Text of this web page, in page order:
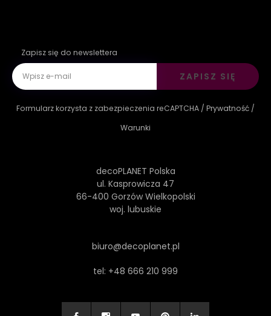
Zapisz się do newslettera
ZAPISZ SIĘ
Formularz korzysta z zabezpieczenia reCAPTCHA / Prywatność /
Warunki
decoPLANET Polska
ul. Kasprowicza 47
66-400 Gorzów Wielkopolski
woj. lubuskie
biuro@decoplanet.pl
tel: +48 666 210 999